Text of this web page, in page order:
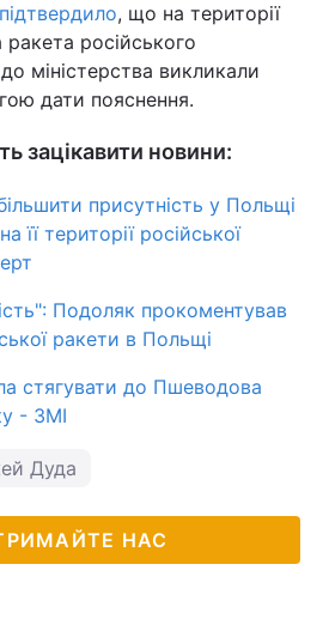
, що на території
ракета російського
міністерства викликали
дати пояснення.
зацікавити новини:
присутність у Польщі
її території російської
Подоляк прокоментував
ракети в Польщі
стягувати до Пшеводова
- ЗМІ
Дуда
НАС